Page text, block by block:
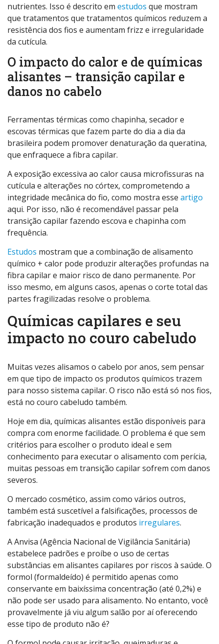
nutrientes. Isso é descrito em estudos que mostram
que tratamentos que tratamentos químicos reduzem a
resistência dos fios e aumentam frizz e irregularidade
da cutícula.
O impacto do calor e de químicas
alisantes – transição capilar e
danos no cabelo
Ferramentas térmicas como chapinha, secador e
escovas térmicas que fazem parte do dia a dia da
brasileira podem promover denaturação da queratina,
que enfraquece a fibra capilar.
A exposição excessiva ao calor causa microfissuras na
cutícula e alterações no córtex, comprometendo a
integridade mecânica do fio, como mostra esse artigo
aqui. Por isso, não é recomendável passar pela
transição capilar fazendo escova e chapinha com
frequência.
Estudos mostram que a combinação de alisamento
químico + calor pode produzir alterações profundas na
fibra capilar e maior risco de dano permanente. Por
isso mesmo, em alguns casos, apenas o corte total das
partes fragilizadas resolve o problema.
Químicas capilares e seu
impacto no couro cabeludo
Muitas vezes alisamos o cabelo por anos, sem pensar
em que tipo de impacto os produtos químicos trazem
para nosso sistema capilar. O risco não está só nos fios,
está no couro cabeludo também.
Hoje em dia, químicas alisantes estão disponíveis para
compra com enorme facilidade. O problema é que sem
critérios para escolher o produto ideal e sem
conhecimento para executar o alisamento com perícia,
muitas pessoas em transição capilar sofrem com danos
severos.
O mercado cosmético, assim como vários outros,
também está suscetível a falsificações, processos de
fabricação inadequados e produtos irregulares.
A Anvisa (Agência Nacional de Vigilância Sanitária)
estabelece padrões e proíbe o uso de certas
substâncias em alisantes capilares por riscos à saúde. O
formol (formaldeído) é permitido apenas como
conservante em baixíssima concentração (até 0,2%) e
não pode ser usado para alisamento. No entanto, você
provavelmente já viu algum salão por aí oferecendo
esse tipo de produto não é?